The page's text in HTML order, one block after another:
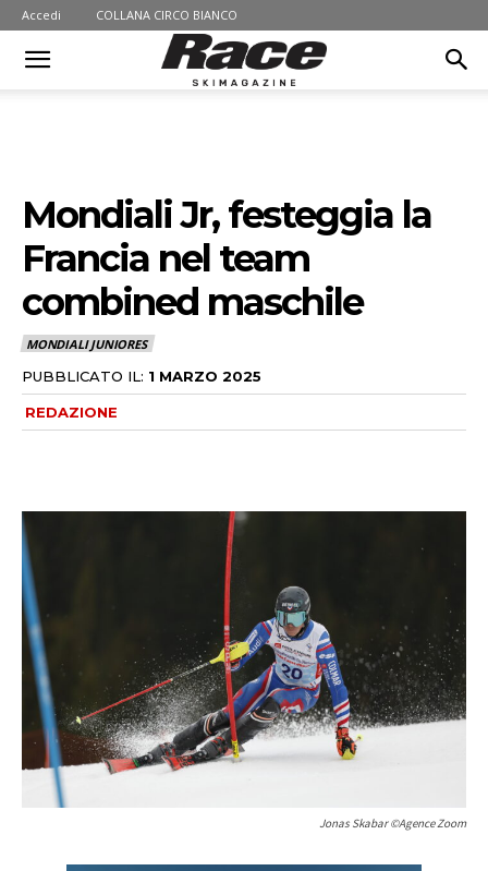
Accedi COLLANA CIRCO BIANCO
Mondiali Jr, festeggia la
Francia nel team
combined maschile
MONDIALI JUNIORES
PUBBLICATO IL: 1 MARZO 2025
REDAZIONE
Jonas Skabar ©Agence Zoom